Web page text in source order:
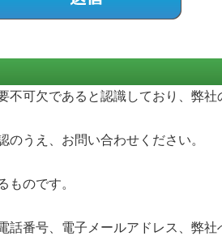
可欠であると認識しており、弊
うえ、お問い合わせください。
ものです。
番号、電子メールアドレス、弊